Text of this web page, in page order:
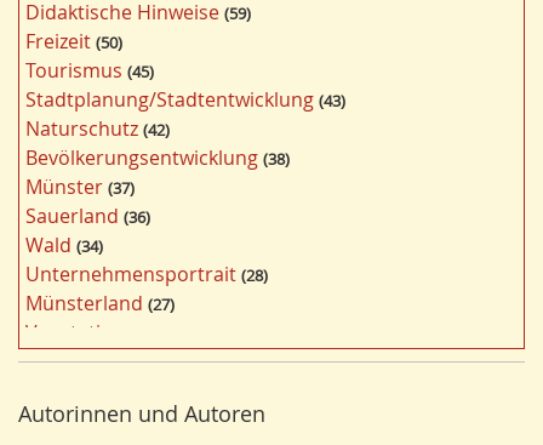
a
g
w
ö
r
t
e
r
f
i
l
t
e
r
n
Didaktische Hinweise 59
Freizeit 50
Tourismus 45
Stadtplanung/Stadtentwicklung 43
Naturschutz 42
Bevölkerungsentwicklung 38
Münster 37
Sauerland 36
Wald 34
Unternehmensportrait 28
Münsterland 27
Vegetation
Nordrhein-Westfalen 25
Bergbau 24
Autorinnen und Autoren